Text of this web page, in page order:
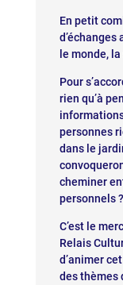
En petit
le monde,
Pour
rien qu’à
personnes
dans le
cheminer
personnels ?
C’est le
Relais
d’animer
des thèmes